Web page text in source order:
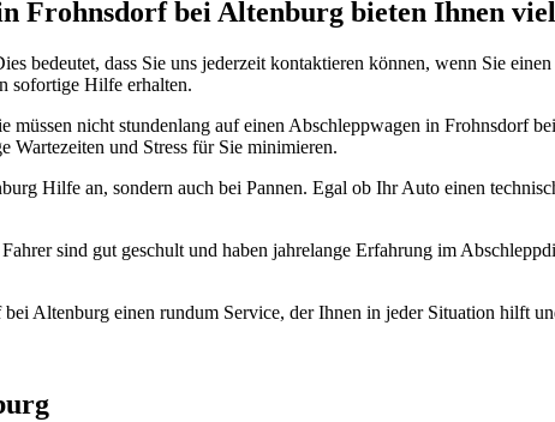
Frohnsdorf bei Altenburg bieten Ihnen
bedeutet, dass Sie uns jederzeit kontaktieren können, wenn Sie
sofortige Hilfe erhalten.
müssen nicht stundenlang auf einen Abschleppwagen in Frohnsdorf
und Stress für Sie minimieren.
Hilfe an, sondern auch bei Pannen. Egal ob Ihr Auto einen
sind gut geschult und haben jahrelange Erfahrung im
Altenburg einen rundum Service, der Ihnen in jeder Situation hilft